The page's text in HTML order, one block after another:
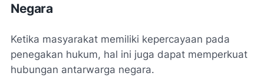
Negara
Ketika masyarakat memiliki kepercayaan pada
penegakan hukum, hal ini juga dapat memperkuat
hubungan antarwarga negara.